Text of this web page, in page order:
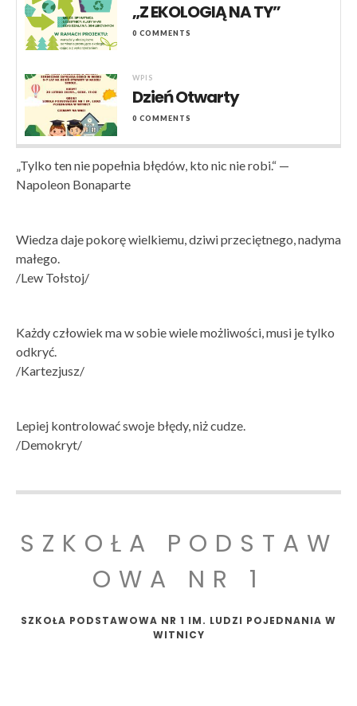
„Z EKOLOGIĄ NA TY”
0 COMMENTS
WPIS
Dzień Otwarty
0 COMMENTS
„Tylko ten nie popełnia błędów, kto nic nie robi.“ —
Napoleon Bonaparte
Wiedza daje pokorę wielkiemu, dziwi przeciętnego, nadyma
małego.
/Lew Tołstoj/
Każdy człowiek ma w sobie wiele możliwości, musi je tylko
odkryć.
/Kartezjusz/
Lepiej kontrolować swoje błędy, niż cudze.
/Demokryt/
SZKOŁA PODSTAW
OWA NR 1
SZKOŁA PODSTAWOWA NR 1 IM. LUDZI POJEDNANIA W
WITNICY